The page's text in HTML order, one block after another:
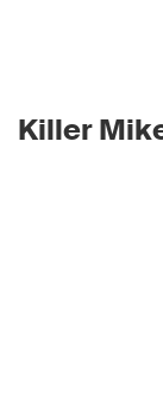
Killer